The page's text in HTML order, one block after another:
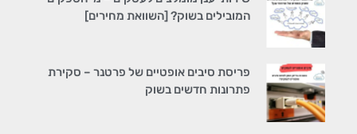
המובילים בשוק? [השוואת מחירים]
פריסת סיבים אופטיים של פרטנר – סקירת
פתרונות חדשים בשוק